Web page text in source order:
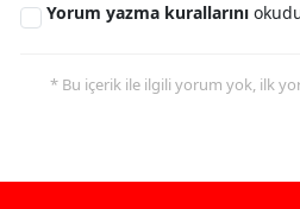
Yorum yazma kurallarını
* Bu içerik ile ilgili yorum yok, ilk